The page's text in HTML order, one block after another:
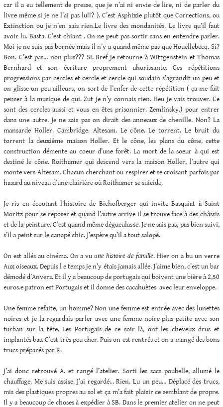
car il a eu tellement de presse, que je n’ai ni envie de lire, ni de parler du
livre même si je ne l’ai pas lu!!? ). C’est Asphixie plutôt que Corrections, ou
Extinction ou je n’en sais rien.Le livre des mondanités. Le livre qu’il faut
avoir lu. Basta. C’est chiant . On ne peut pas sortir sans en entendre parler.
Moi je ne suis pas bornée mais il n’y a quand même pas que Houellebecq. Si?
Bon. C’est pas… non plus??? Si. Bref je retourne à Wittgenstein et Thomas
Bernhard et son écriture proprement ahurissante. Ces répétitions
progressions par cercles et cercle et cercle qui soudain s’agrandit un peu et
on glisse un peu ailleurs, on sort de l’enfer de cette répétition ( ça me fait
penser à la musique de qui. Zut je n’y connais rien. Heu je vais trouver. Ce
sont des cercles aussi et vous en êtes prisonnier. Zemlinsky.) pour entrer
dans une autre. Je ne sais pas on dirait des anneaux de chenille. Non? La
mansarde Holler. Cambridge. Altesam. Le cône. Le torrent. Le bruit du
torrent la deuxième maison Holler. Et le cône, les plans du cône, cette
construction démente au coeur d’une forêt. La mort de la soeur à qui est
destiné le cône. Roithamer qui descend vers la maison Holler, l’autre qui
monte vers Altesam. Chacun cherchant ou respirer et se croisant parfois par
hasard au niveau d’une clairière où Roithamer se suicide.
Je ris en écoutant l’histoire de Bichofberger qui invite Basquiat à Saint
Moritz pour se reposer et quand l’autre arrive il se trouve face à des châssis
et de la peinture. C’est quand même dégueulasse. Je ne sais pas, pas bien suivi,
s’il a peint sur le canapé chic. J’espère qu’il a tout salopé.
On est allés au cinéma. On a vu une histoire de famille. Hier on a bu un verre
Aux oiseaux. Depuis l e temps je n’y étais jamais allée. J’aime bien, c’est un bar
démodé d’Anvers. Et il y a beaucoup de portugais qui boivent une bière à 2,50
euros.e patron est Portugais et il donne des cacahuètes avec leur enveloppe.
Une femme refaite, un homme? Non une femme est entrée avec des lunettes
noires et je la regardais parler avec une femme noire plus petite avec son
turban sur la tête. Les Portugais de ce soir là, ont les cheveux drus et
implantés bas. C’est très peu cher. Puis on est rentrés et on a mangé des bons
trucs préparés par R.
J’ai donc retrouvé A. et rangé l’atelier. Sorti les sacs poubelle, allumé le
chauffage. Me suis assise. J’ai regardé… Rien. Lu un peu… Déplacé des trucs,
mis des plastiques propres au sol et ça m’a fait plaisir ce semblant de propre.
Il y a beaucoup de choses à expédier à SB. Dans le premier atelier on ne peut